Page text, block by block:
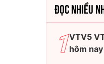
ĐỌC NHIỀU
VTV5
hôm